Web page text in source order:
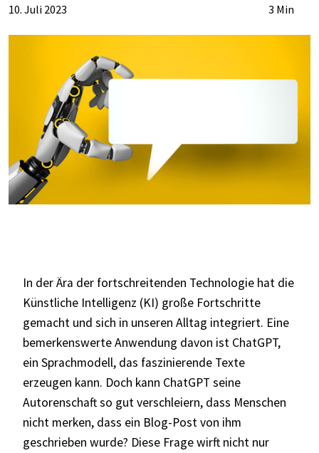
10. Juli 2023 3 Min
In der Ära der fortschreitenden Technologie hat die
Künstliche Intelligenz (KI) große Fortschritte
gemacht und sich in unseren Alltag integriert. Eine
bemerkenswerte Anwendung davon ist ChatGPT,
ein Sprachmodell, das faszinierende Texte
erzeugen kann. Doch kann ChatGPT seine
Autorenschaft so gut verschleiern, dass Menschen
nicht merken, dass ein Blog-Post von ihm
geschrieben wurde? Diese Frage wirft nicht nur